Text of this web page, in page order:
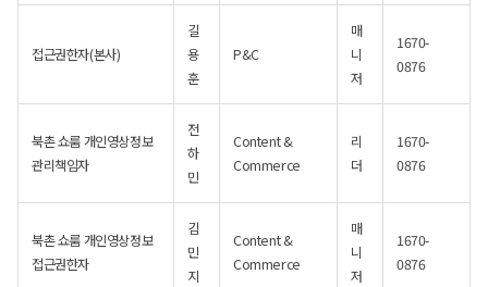
접근권한자(본사)
길
용
훈
P&C
매
니
저
1670-
0876
북촌 쇼룸 개인영상정보
관리책임자
전
하
민
Content &
Commerce
리
더
1670-
0876
북촌 쇼룸 개인영상정보
접근권한자
김
민
지
Content &
Commerce
매
니
저
1670-
0876